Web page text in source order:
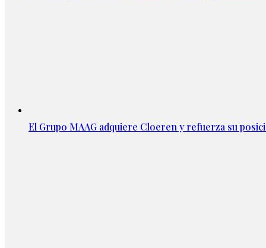
El Grupo MAAG adquiere Cloeren y refuerza su